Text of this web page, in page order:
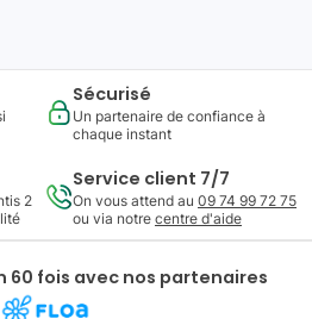
Sécurisé
Un partenaire de confiance à
chaque instant
2
Service client 7/7
On vous attend au 09 74 99 72 75
ou via notre centre d'aide
60 fois avec nos partenaires